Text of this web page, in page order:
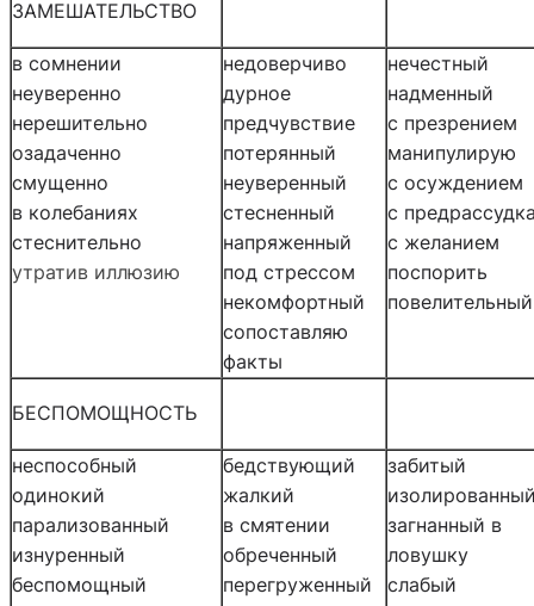
ЗАМЕШАТЕЛЬСТВО
в сомнении
неуверенно
нерешительно
озадаченно
смущенно
в колебаниях
стеснительно
утратив иллюзию
недоверчиво
дурное
предчувствие
потерянный
неуверенный
стесненный
напряженный
под стрессом
некомфортный
сопоставляю
факты
нечестный
надменный
с презрением
манипулирую
с осуждением
с
с желанием
поспорить
повелительный
БЕСПОМОЩНОСТЬ
неспособный
одинокий
парализованный
изнуренный
беспомощный
бедствующий
жалкий
в смятении
обреченный
перегруженный
забитый
загнанный в
ловушку
слабый